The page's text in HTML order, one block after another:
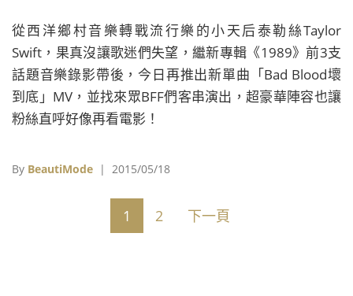
從西洋鄉村音樂轉戰流行樂的小天后泰勒絲Taylor
Swift，果真沒讓歌迷們失望，繼新專輯《1989》前3支
話題音樂錄影帶後，今日再推出新單曲「Bad Blood壞
到底」MV，並找來眾BFF們客串演出，超豪華陣容也讓
粉絲直呼好像再看電影！
By BeautiMode | 2015/05/18
1 2 下一頁